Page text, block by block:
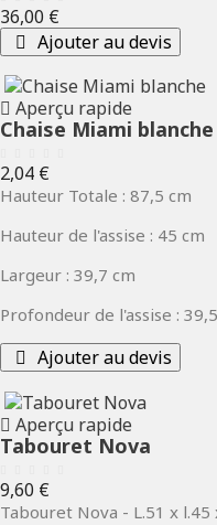
Prix
36,00 €
Ajouter au devis
Aperçu rapide
Chaise Miami blanche
Prix
2,04 €
Hauteur Totale : 87,5 cm
Hauteur de l'assise : 45 cm
Largeur : 39,7 cm
Profondeur de l'assise :
Ajouter au devis
Aperçu rapide
Tabouret Nova
Prix
9,60 €
Tabouret Nova - L.51 x